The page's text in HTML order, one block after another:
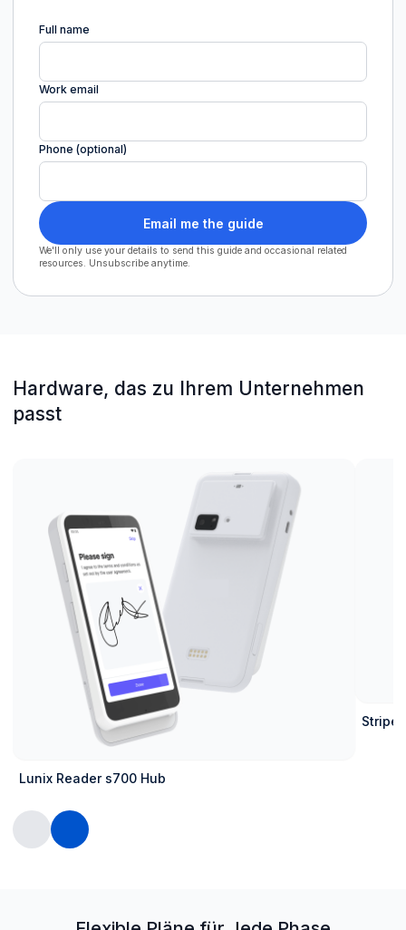
Full name
Work email
Phone (optional)
Email me the guide
We'll only use your details to send this guide and occasional related
resources. Unsubscribe anytime.
Hardware, das zu Ihrem Unternehmen
passt
Lunix Reader s700 Hub
Stripe